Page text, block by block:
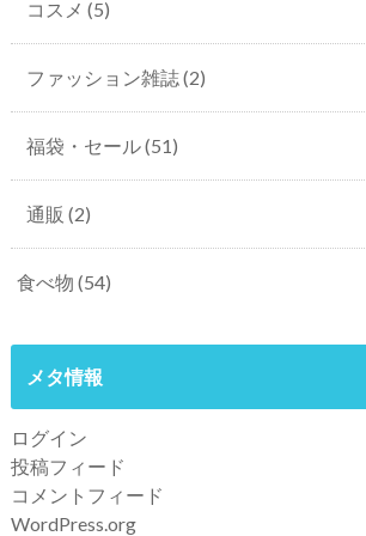
コスメ (5)
ファッション雑誌(2)
福袋・セール(51)
通販 (2)
食べ物 (54)
メタ情報
ログイン
投稿フィード
コメントフィード
WordPress.org